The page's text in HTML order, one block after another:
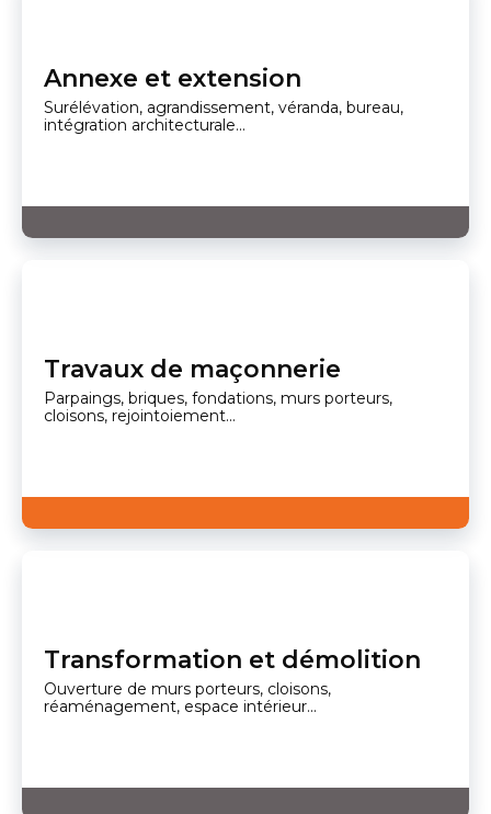
Annexe et extension
Surélévation, agrandissement, véranda, bureau,
intégration architecturale...
Travaux de maçonnerie
Parpaings, briques, fondations, murs porteurs,
cloisons, rejointoiement...
Transformation et démolition
Ouverture de murs porteurs, cloisons,
réaménagement, espace intérieur...